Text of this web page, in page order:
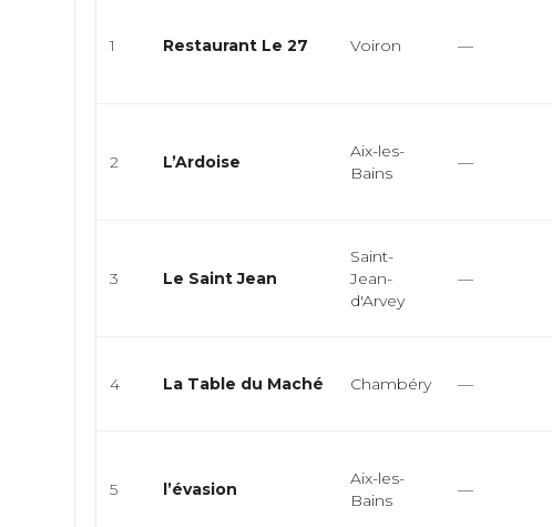
1 Restaurant Le 27 Voiron —
2 L’Ardoise
Aix-les-
Bains
—
3 Le Saint Jean
Saint-
Jean-
d'Arvey
—
4 La Table du Maché Chambéry —
5 l’évasion
Aix-les-
Bains
—